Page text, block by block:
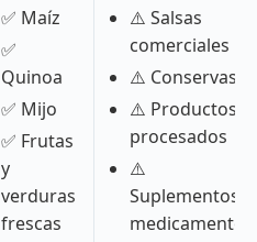
✅ Maíz
✅
Quinoa
✅ Mijo
✅ Frutas
y
verduras
frescas
⚠️ Salsas
comerciales
⚠️ Conservas
⚠️ Productos
procesados
⚠️
Suplementos y
medicamentos